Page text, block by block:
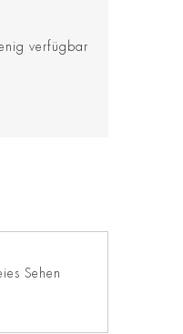
verfügbar
Sehen